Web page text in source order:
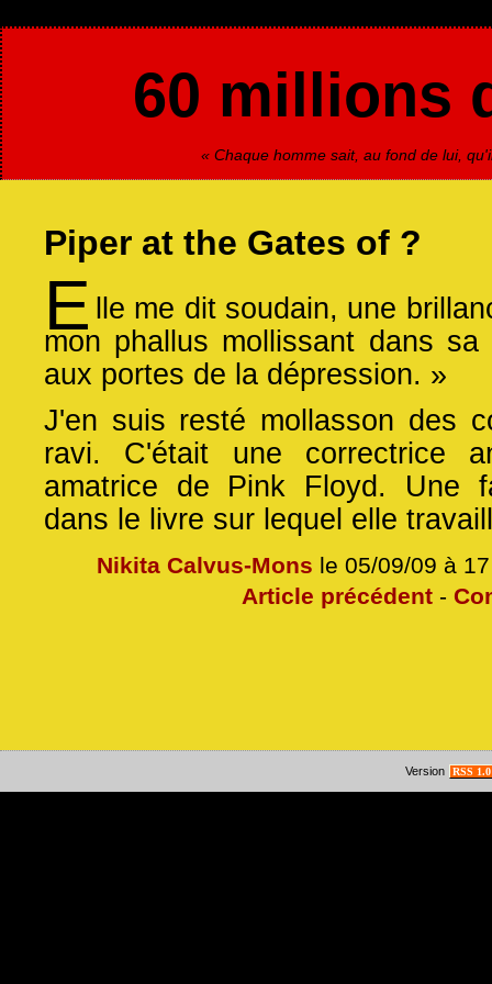
60 millions
« Chaque homme sait, au fond de lui,
Piper at the Gates of ?
E
lle me dit soudain, une
mon phallus mollissant dans
aux portes de la dépression. »
J'en suis resté mollasson des
ravi. C'était une correctrice
amatrice de Pink Floyd. Une
dans le livre sur lequel elle
Nikita Calvus-Mons le 05/09/09 à
Article précédent -
Version RSS